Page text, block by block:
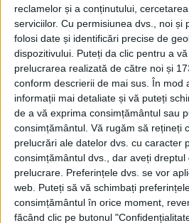
reclamelor și a conținutului,
serviciilor. Cu permisiunea dvs., noi și
folosi date și identificări precise de
dispozitivului. Puteți da clic pentru a
prelucrarea realizată de către noi și
conform descrierii de mai sus. În mod
informații mai detaliate și vă puteți
de a vă exprima consimțământul sau
consimțământul. Vă rugăm să rețineți
prelucrări ale datelor dvs. cu caracter
consimțământul dvs., dar aveți
prelucrare. Preferințele dvs. se vor
web. Puteți să vă schimbați
consimțământul în orice moment,
făcând clic pe butonul
Discursul de la FDUS
număr al Evenimentului
Bibliotecii Centrale
a directoarei Mireille